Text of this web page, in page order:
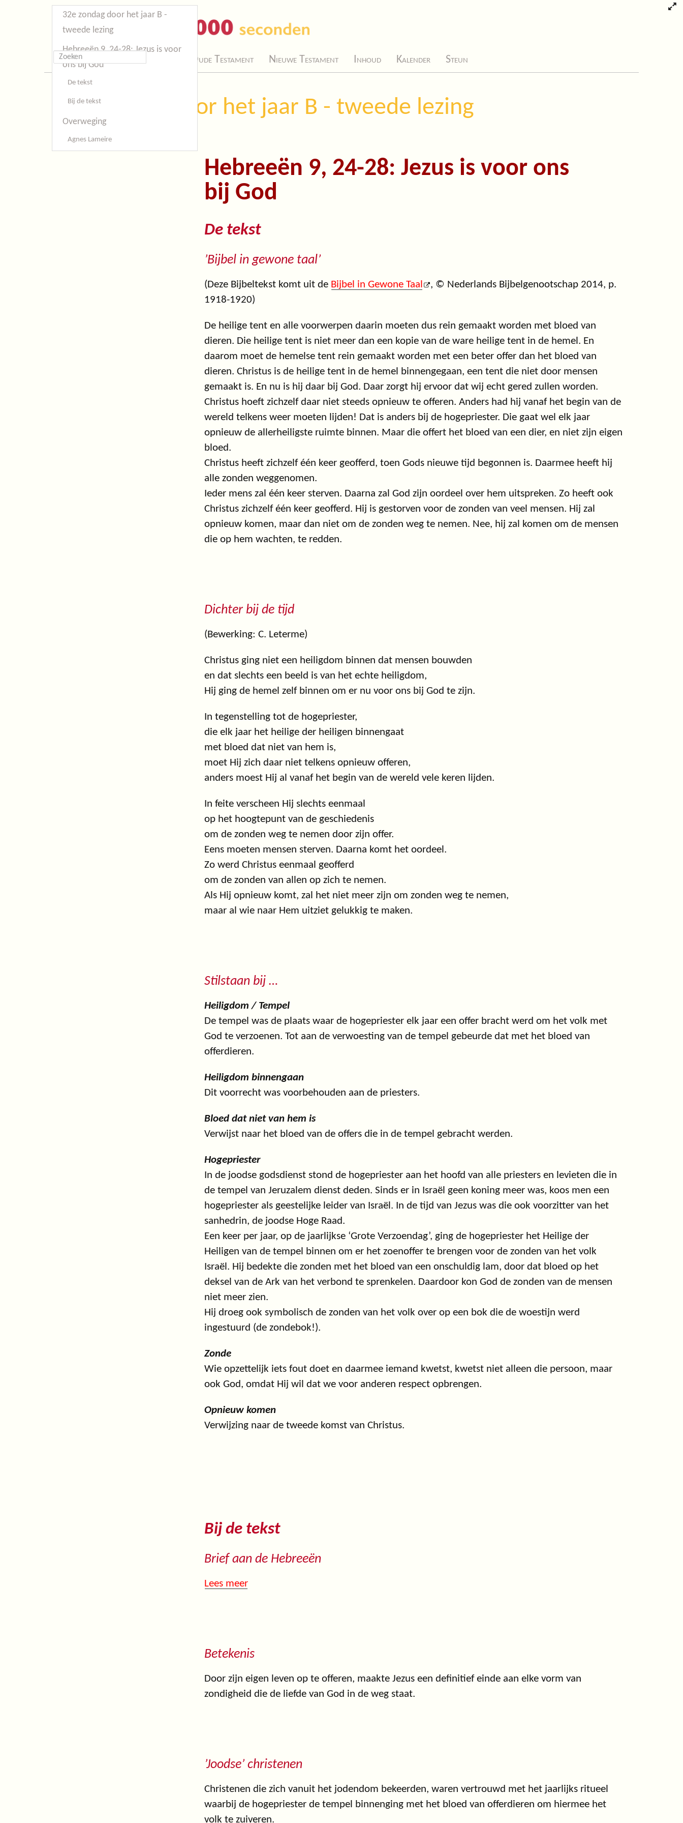
Oude Testament Nieuwe Testament Inhoud Kalender Steun
32e zondag door het jaar B - tweede lezing
32e zondag door het jaar B -
tweede lezing
Hebreeën 9, 24-28: Jezus is voor
ons bij God
De tekst
Bij de tekst
Overweging
Agnes Lameire
Hebreeën 9, 24-28: Jezus is voor ons
bij God
De tekst
’Bijbel in gewone taal’
(Deze Bijbeltekst komt uit de Bijbel in Gewone Taal
, © Nederlands Bijbelgenootschap 2014, p.
1918-1920)
De heilige tent en alle voorwerpen daarin moeten dus rein gemaakt worden met bloed van
dieren. Die heilige tent is niet meer dan een kopie van de ware heilige tent in de hemel. En
daarom moet de hemelse tent rein gemaakt worden met een beter offer dan het bloed van
dieren. Christus is de heilige tent in de hemel binnengegaan, een tent die niet door mensen
gemaakt is. En nu is hij daar bij God. Daar zorgt hij ervoor dat wij echt gered zullen worden.
Christus hoeft zichzelf daar niet steeds opnieuw te offeren. Anders had hij vanaf het begin van de
wereld telkens weer moeten lijden! Dat is anders bij de hogepriester. Die gaat wel elk jaar
opnieuw de allerheiligste ruimte binnen. Maar die offert het bloed van een dier, en niet zijn eigen
bloed.
Christus heeft zichzelf één keer geofferd, toen Gods nieuwe tijd begonnen is. Daarmee heeft hij
alle zonden weggenomen.
Ieder mens zal één keer sterven. Daarna zal God zijn oordeel over hem uitspreken. Zo heeft ook
Christus zichzelf één keer geofferd. Hij is gestorven voor de zonden van veel mensen. Hij zal
opnieuw komen, maar dan niet om de zonden weg te nemen. Nee, hij zal komen om de mensen
die op hem wachten, te redden.
Dichter bij de tijd
(Bewerking: C. Leterme)
Christus ging niet een heiligdom binnen dat mensen bouwden
en dat slechts een beeld is van het echte heiligdom,
Hij ging de hemel zelf binnen om er nu voor ons bij God te zijn.
In tegenstelling tot de hogepriester,
die elk jaar het heilige der heiligen binnengaat
met bloed dat niet van hem is,
moet Hij zich daar niet telkens opnieuw offeren,
anders moest Hij al vanaf het begin van de wereld vele keren lijden.
In feite verscheen Hij slechts eenmaal
op het hoogtepunt van de geschiedenis
om de zonden weg te nemen door zijn offer.
Eens moeten mensen sterven. Daarna komt het oordeel.
Zo werd Christus eenmaal geofferd
om de zonden van allen op zich te nemen.
Als Hij opnieuw komt, zal het niet meer zijn om zonden weg te nemen,
maar al wie naar Hem uitziet gelukkig te maken.
Stilstaan bij …
Heiligdom / Tempel
De tempel was de plaats waar de hogepriester elk jaar een offer bracht werd om het volk met
God te verzoenen. Tot aan de verwoesting van de tempel gebeurde dat met het bloed van
offerdieren.
Heiligdom binnengaan
Dit voorrecht was voorbehouden aan de priesters.
Bloed dat niet van hem is
Verwijst naar het bloed van de offers die in de tempel gebracht werden.
Hogepriester
In de joodse godsdienst stond de hogepriester aan het hoofd van alle priesters en levieten die in
de tempel van Jeruzalem dienst deden. Sinds er in Israël geen koning meer was, koos men een
hogepriester als geestelijke leider van Israël. In de tijd van Jezus was die ook voorzitter van het
sanhedrin, de joodse Hoge Raad.
Een keer per jaar, op de jaarlijkse ‘Grote Verzoendag’, ging de hogepriester het Heilige der
Heiligen van de tempel binnen om er het zoenoffer te brengen voor de zonden van het volk
Israël. Hij bedekte die zonden met het bloed van een onschuldig lam, door dat bloed op het
deksel van de Ark van het verbond te sprenkelen. Daardoor kon God de zonden van de mensen
niet meer zien.
Hij droeg ook symbolisch de zonden van het volk over op een bok die de woestijn werd
ingestuurd (de zondebok!).
Zonde
Wie opzettelijk iets fout doet en daarmee iemand kwetst, kwetst niet alleen die persoon, maar
ook God, omdat Hij wil dat we voor anderen respect opbrengen.
Opnieuw komen
Verwijzing naar de tweede komst van Christus.
Bij de tekst
Brief aan de Hebreeën
Lees meer
Betekenis
Door zijn eigen leven op te offeren, maakte Jezus een definitief einde aan elke vorm van
zondigheid die de liefde van God in de weg staat.
’Joodse’ christenen
Christenen die zich vanuit het jodendom bekeerden, waren vertrouwd met het jaarlijks ritueel
waarbij de hogepriester de tempel binnenging met het bloed van offerdieren om hiermee het
volk te zuiveren.